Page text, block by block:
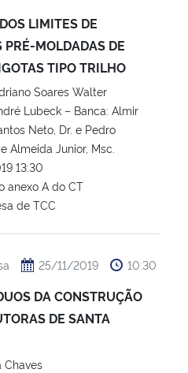
LIMITES DE
PRÉ-MOLDADAS DE
TIPO TRILHO
Soares Walter
Lubeck – Banca: Almir
Neto, Dr. e Pedro
Almeida Junior, Msc.
13:30
anexo A do CT
de TCC
25/11/2019 10:30
DA CONSTRUÇÃO
DE SANTA
Chaves